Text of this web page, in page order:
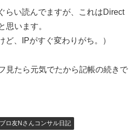
らい読んでますが、これはDirect
思います。
ど、IPがすぐ変わりがち。）
見たら元気でたから記帳の続きで
ブロ友Nさんコンサル日記